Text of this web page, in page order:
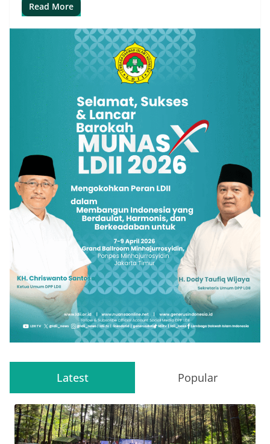
Read More
Latest Popular